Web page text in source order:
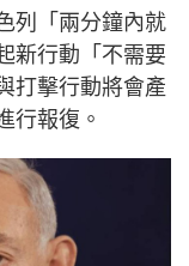
列「兩分鐘內就
新行動「不需要
打擊行動將會產
行報復。